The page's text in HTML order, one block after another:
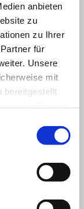
anbieten
zu
zu Ihrer
für
Unsere
mit
bereitgestellt